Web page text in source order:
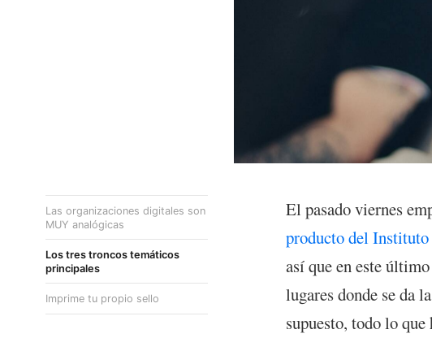
Las organizaciones digitales son
MUY analógicas
Los tres troncos temáticos
principales
Imprime tu propio sello
El pasado viernes
producto del
así que en este
lugares donde se da
supuesto, todo lo